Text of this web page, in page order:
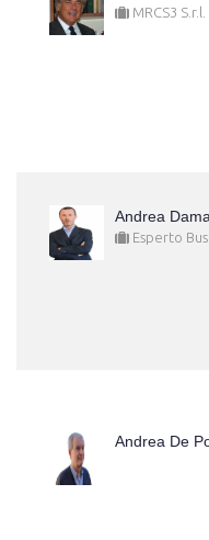
MRCS3 S.r.l.
Andrea
Esperto
Andrea De